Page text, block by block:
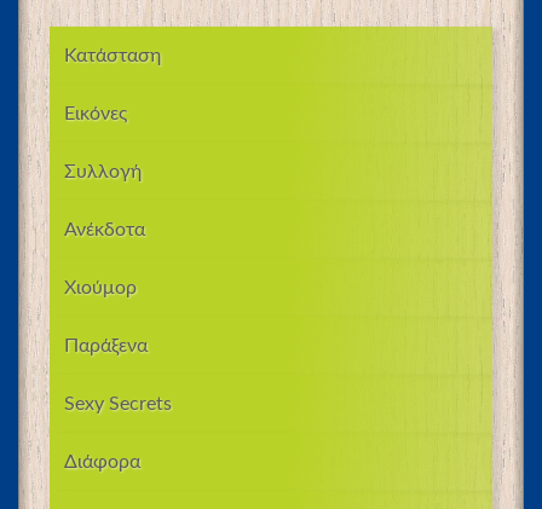
Κατάσταση
Εικόνες
Συλλογή
Ανέκδοτα
Χιούμορ
Παράξενα
Sexy Secrets
Διάφορα